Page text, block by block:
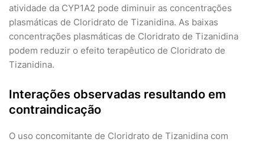
atividade da CYP1A2 pode diminuir as concentrações
plasmáticas de Cloridrato de Tizanidina. As baixas
concentrações plasmáticas de Cloridrato de Tizanidina
podem reduzir o efeito terapêutico de Cloridrato de
Tizanidina.
Interações observadas resultando em
contraindicação
O uso concomitante de Cloridrato de Tizanidina com